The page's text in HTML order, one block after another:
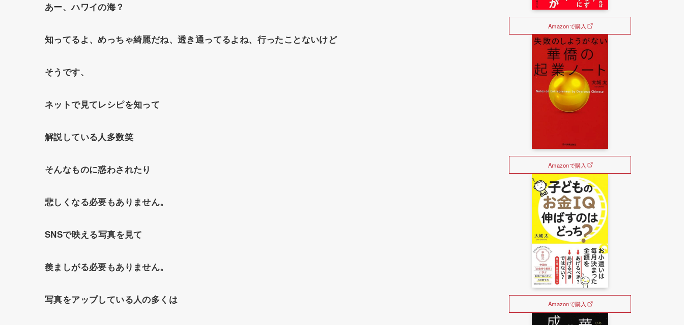
あー、ハワイの海？
知ってるよ、めっちゃ綺麗だね、透き通ってるよね、行ったことないけど
そうです、
ネットで見てレシピを知って
解説している人多数笑
そんなものに惑わされたり
悲しくなる必要もありません。
SNSで映える写真を見て
羨ましがる必要もありません。
写真をアップしている人の多くは
Amazonで購入
Amazonで購入
Amazonで購入